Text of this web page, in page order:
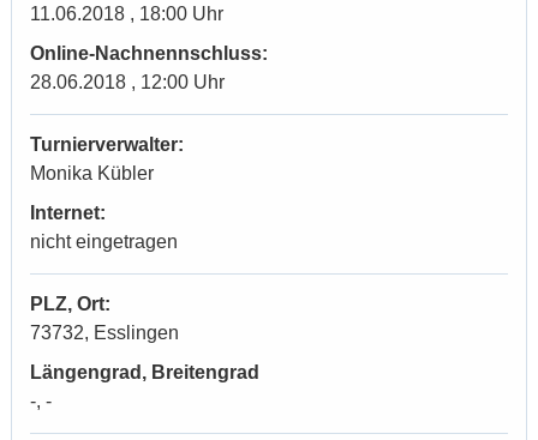
11.06.2018 , 18:00 Uhr
Online-Nachnennschluss:
28.06.2018 , 12:00 Uhr
Turnierverwalter:
Monika Kübler
Internet:
nicht eingetragen
PLZ, Ort:
73732, Esslingen
Längengrad, Breitengrad
-, -